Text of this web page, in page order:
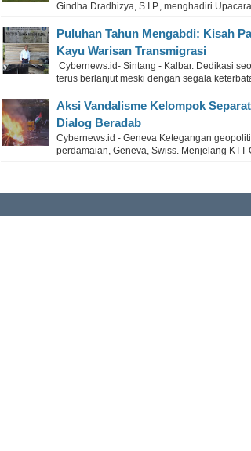
Gindha Dradhizya, S.I.P., menghadiri
Puluhan Tahun Mengabdi: Kisah
Kayu Warisan Transmigrasi
Cybernews.id- Sintang - Kalbar. Dedikasi
terus berlanjut meski dengan segala
Aksi Vandalisme Kelompok
Dialog Beradab
Cybernews.id - Geneva Ketegangan
perdamaian, Geneva, Swiss. Menjelang KTT